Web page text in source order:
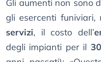
Gli aumenti non sono
gli esercenti funiviari,
servizi, il costo dell’
degli impianti per il